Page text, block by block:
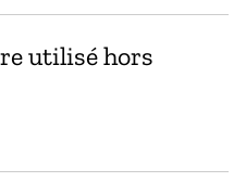
utilisé hors